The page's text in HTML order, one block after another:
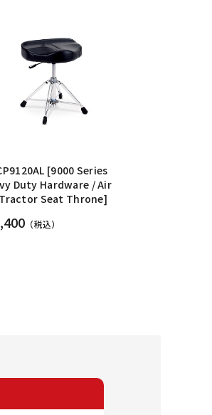
[9000 Series
Duty Hardware / Air
Seat Throne]
（税込）